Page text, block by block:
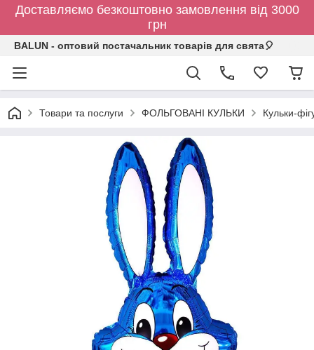
Доставляємо безкоштовно замовлення від 3000
грн
BALUN - оптовий постачальник товарів для свята🎈
Товари та послуги ФОЛЬГОВАНІ КУЛЬКИ Кульки-